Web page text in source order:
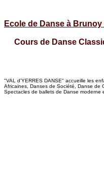
Ecole de Danse à Brunoy
Cours de Danse
"VAL d'YERRES DANSE" accueille les
Africaines, Danses de Société, Danse de
Spectacles de ballets de Danse moderne